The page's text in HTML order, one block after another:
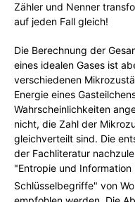
Zähler und Nenner
auf jeden Fall gleich!
Die Berechnung der
eines idealen Gases ist
verschiedenen
Energie eines
Wahrscheinlichkeiten
nicht, die Zahl der
gleichverteilt sind. Die
der Fachliteratur
"Entropie und
Schlüsselbegriffe" von